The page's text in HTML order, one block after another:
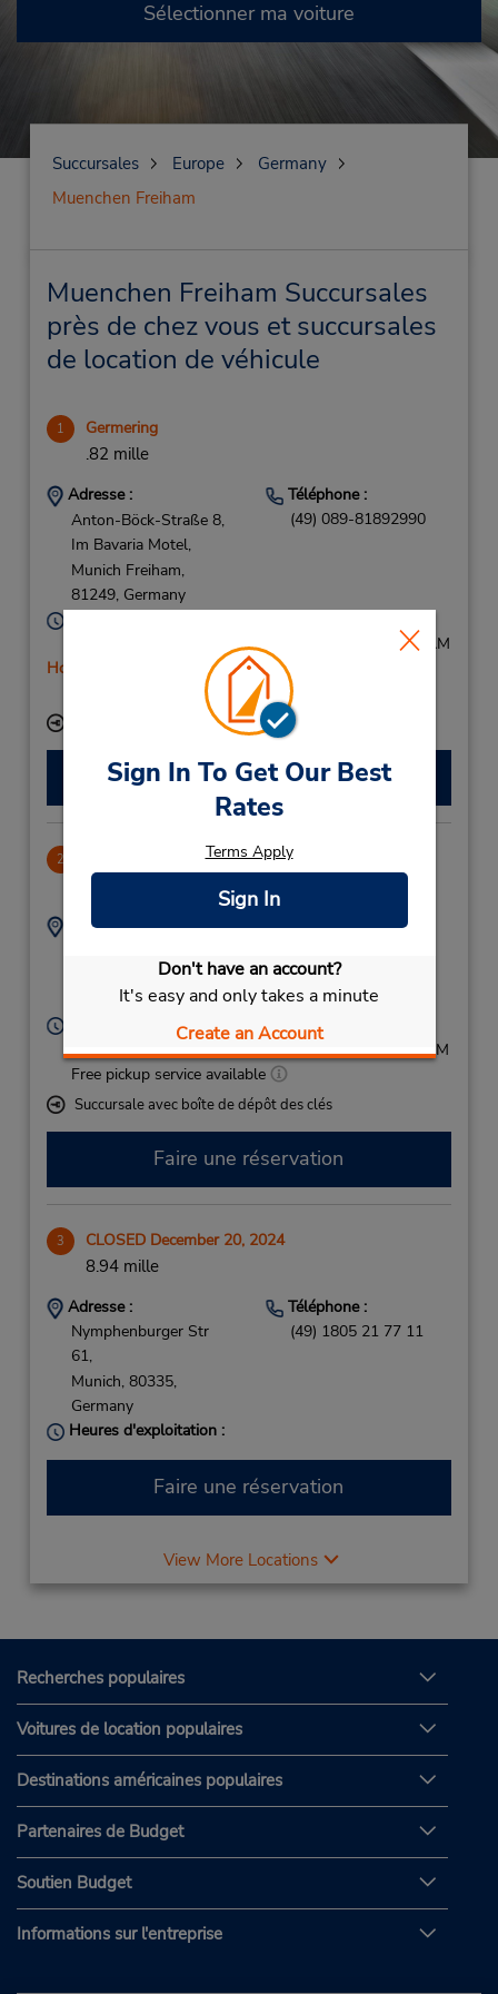
Sign In To Get Our Best
Rates
Terms Apply
Sign In
Don't have an account?
It's easy and only takes a minute
Create an Account
Sélectionner ma voiture
Succursales Europe
Germany
Muenchen Freiham
Muenchen Freiham Succursales
près de chez vous et succursales
de location de véhicule
1 Germering
.82 mille
Adresse :
Anton-Böck-Straße 8,
Im Bavaria Motel,
Munich Freiham,
81249, Germany
Téléphone :
(49) 089-81892990
Mon - Fri 8:00 AM - 5:00 PM; Sat 8:00 AM - 10:00 AM
Holiday Hours
Free pickup service available
Succursale avec boîte de dépôt des clés
Faire une réservation
2
Adresse :
81379,
Germany
Téléphone :
Heures d'exploitation :
Mon - Fri 7:30 AM - 5:30 PM; Sat 9:00 AM - 12:00 PM
Free pickup service available
Succursale avec boîte de dépôt des clés
Faire une réservation
3 CLOSED December 20, 2024
8.94 mille
Adresse :
Nymphenburger Str
61,
Munich, 80335,
Germany
Téléphone :
(49) 1805 21 77 11
Heures d'exploitation :
Faire une réservation
View More Locations
Recherches populaires
Voitures de location populaires
Destinations américaines populaires
Partenaires de Budget
Soutien Budget
Informations sur l'entreprise